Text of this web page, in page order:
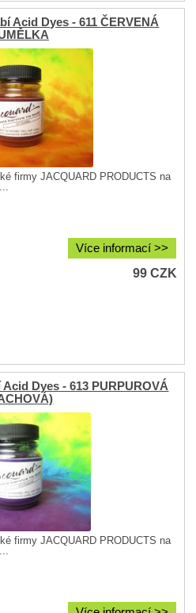
Acid Dyes - 611 ČERVENÁ
firmy JACQUARD PRODUCTS na
Více informací >>
99CZK
Dyes - 613 PURPUROVÁ
firmy JACQUARD PRODUCTS na